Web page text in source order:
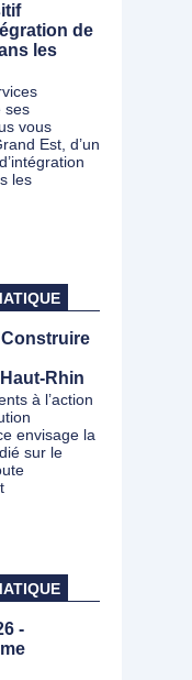
de
les
ses
vous
Est, d’un
les
Rhin
à l’action
envisage la
sur le
-